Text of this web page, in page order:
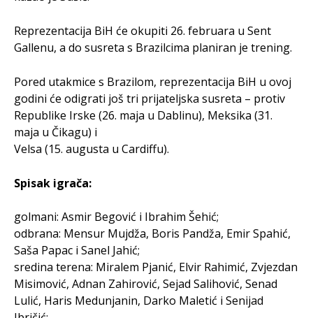
Reprezentacija BiH će okupiti 26. februara u Sent
Gallenu, a do susreta s Brazilcima planiran je trening.
Pored utakmice s Brazilom, reprezentacija BiH u ovoj
godini će odigrati još tri prijateljska susreta – protiv
Republike Irske (26. maja u Dablinu), Meksika (31.
maja u Čikagu) i
Velsa (15. augusta u Cardiffu).
Spisak igrača:
golmani: Asmir Begović i Ibrahim Šehić;
odbrana: Mensur Mujdža, Boris Pandža, Emir Spahić,
Saša Papac i Sanel Jahić;
sredina terena: Miralem Pjanić, Elvir Rahimić, Zvjezdan
Misimović, Adnan Zahirović, Sejad Salihović, Senad
Lulić, Haris Medunjanin, Darko Maletić i Senijad